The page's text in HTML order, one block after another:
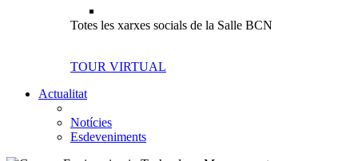
Totes les xarxes socials de la Salle BCN
TOUR VIRTUAL
Actualitat
Notícies
Esdeveniments